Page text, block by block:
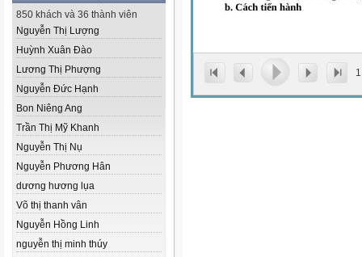
850 khách và 36 thành viên
Nguyễn Thị Lượng
Huỳnh Xuân Đào
Lương Thị Phượng
Nguyễn Đức Hạnh
Bon Niêng Ang
Trần Thị Mỹ Khanh
Nguyễn Thị Nụ
Nguyễn Phương Hân
dương hương lụa
Võ thị thanh vân
Nguyễn Hồng Linh
nguyễn thị minh thúy
1